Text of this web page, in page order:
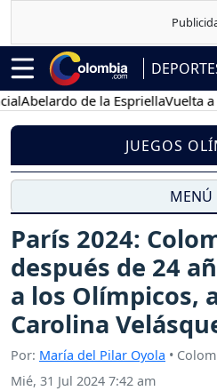
de la EspriellaVuelta a
JUEGOS
MENÚ
París 2024:
después de 24
a los Olímpicos,
Carolina
Por: María del Pilar Oyola •
Mié, 31 Jul 2024 7:42 am